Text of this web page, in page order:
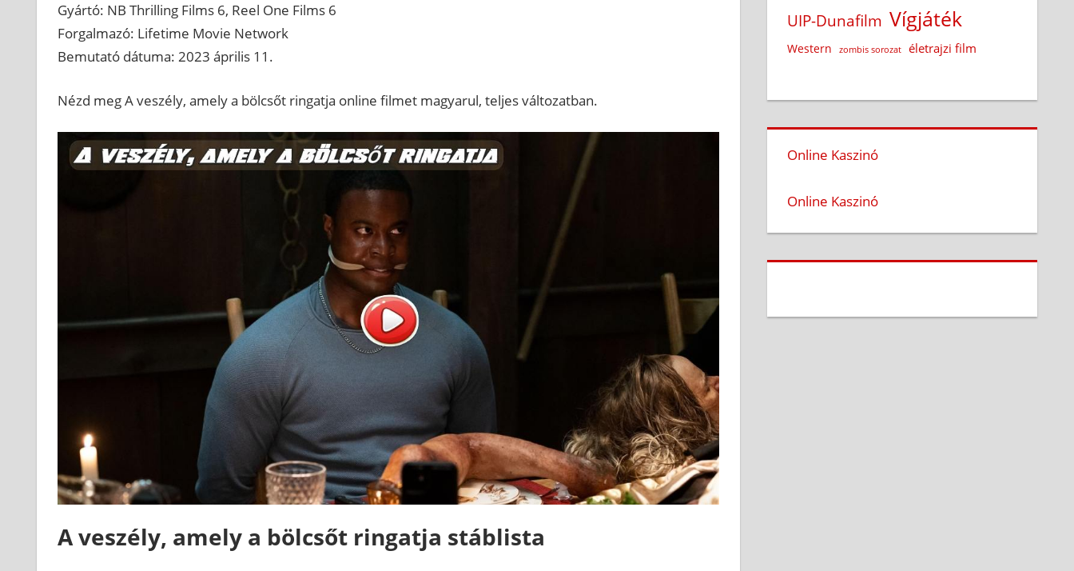
Gyártó: NB Thrilling Films 6, Reel One Films 6
Forgalmazó: Lifetime Movie Network
Bemutató dátuma: 2023 április 11.
Nézd meg A veszély, amely a bölcsőt ringatja online filmet magyarul, teljes változatban.
A veszély, amely a bölcsőt ringatja stáblista
UIP-Dunafilm Vígjáték
Western zombis sorozat életrajzi film
Online Kaszinó
Online Kaszinó